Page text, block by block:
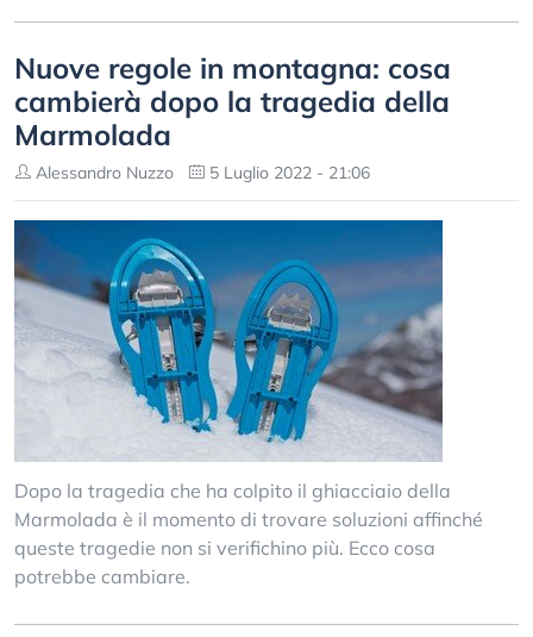
Nuove regole in montagna: cosa
cambierà dopo la tragedia della
Marmolada
Alessandro Nuzzo 5 Luglio 2022 - 21:06
Dopo la tragedia che ha colpito il ghiacciaio della
Marmolada è il momento di trovare soluzioni affinché
queste tragedie non si verifichino più. Ecco cosa
potrebbe cambiare.